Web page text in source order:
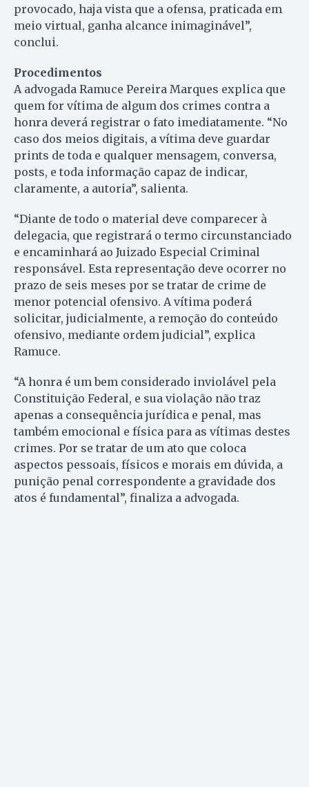
provocado, haja vista que a ofensa, praticada em
meio virtual, ganha alcance inimaginável”,
conclui.
Procedimentos
A advogada Ramuce Pereira Marques explica que
quem for vítima de algum dos crimes contra a
honra deverá registrar o fato imediatamente. “No
caso dos meios digitais, a vítima deve guardar
prints de toda e qualquer mensagem, conversa,
posts, e toda informação capaz de indicar,
claramente, a autoria”, salienta.
“Diante de todo o material deve comparecer à
delegacia, que registrará o termo circunstanciado
e encaminhará ao Juizado Especial Criminal
responsável. Esta representação deve ocorrer no
prazo de seis meses por se tratar de crime de
menor potencial ofensivo. A vítima poderá
solicitar, judicialmente, a remoção do conteúdo
ofensivo, mediante ordem judicial”, explica
Ramuce.
“A honra é um bem considerado inviolável pela
Constituição Federal, e sua violação não traz
apenas a consequência jurídica e penal, mas
também emocional e física para as vítimas destes
crimes. Por se tratar de um ato que coloca
aspectos pessoais, físicos e morais em dúvida, a
punição penal correspondente a gravidade dos
atos é fundamental”, finaliza a advogada.